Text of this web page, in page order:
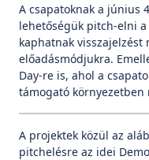
A csapatoknak a június
lehetőségük pitch-elni
kaphatnak
előadásmódjukra.
Day-re is, ahol a
támogató
A projektek közül az
pitchelésre az idei